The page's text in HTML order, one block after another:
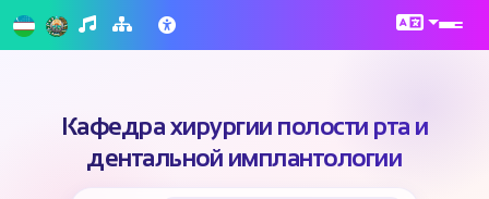
Кафедра хирургии полости рта и
дентальной имплантологии